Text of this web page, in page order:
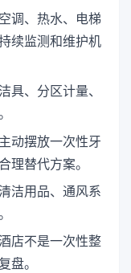
调、热水、电梯
续监测和维护机
具、分区计量、
动摆放一次性牙
理替代方案。
洁用品、通风系
店不是一次性整
盘。